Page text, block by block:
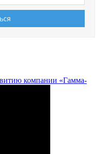
компании «Гамма-